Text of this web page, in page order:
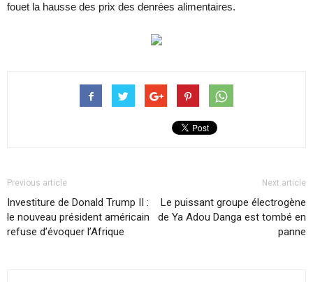
fouet la hausse des prix des denrées alimentaires.
Previous article
Investiture de Donald Trump II :
le nouveau président américain
refuse d’évoquer l’Afrique
Next article
Le puissant groupe électrogène
de Ya Adou Danga est tombé en
panne